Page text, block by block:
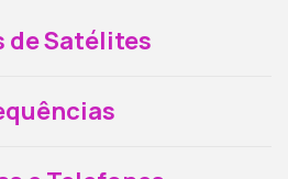
de Satélites